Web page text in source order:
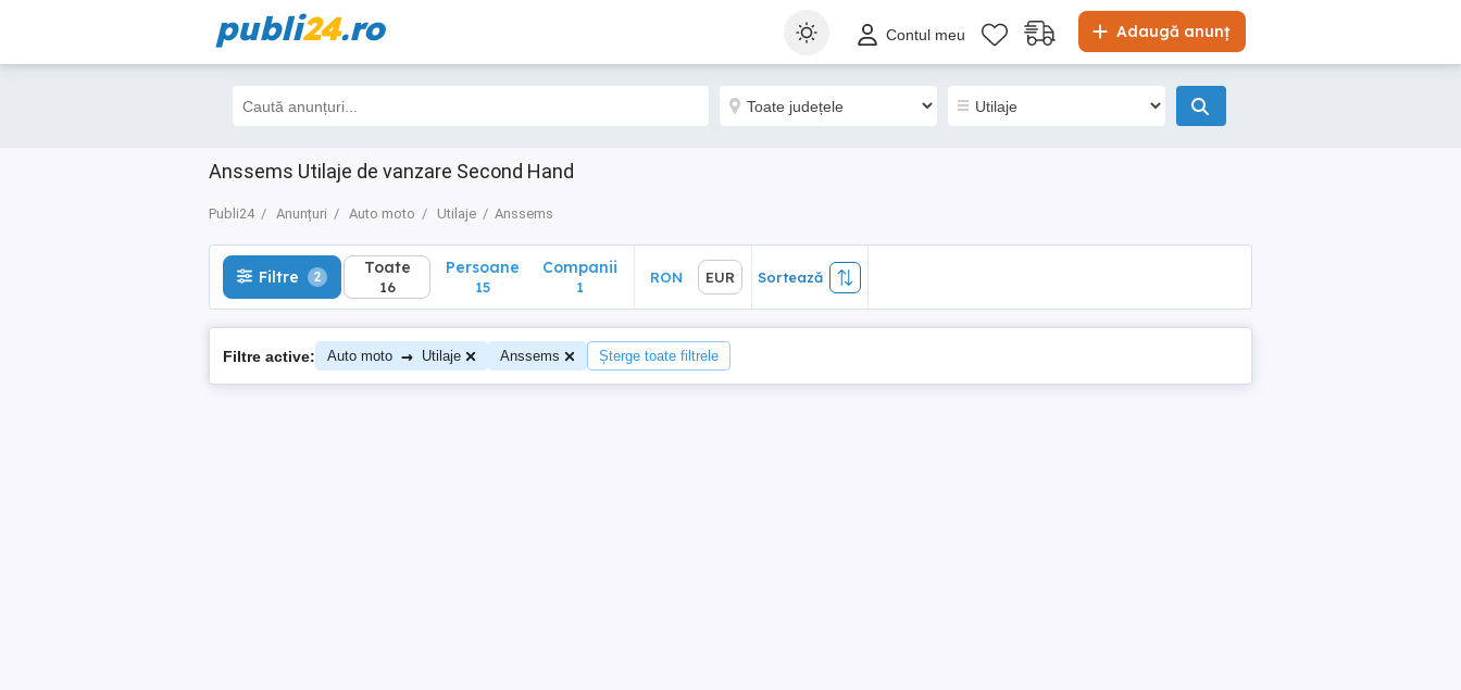
publi24.ro Adaugă anunț
Contul meu
Anssems Utilaje de vanzare Second Hand
Publi24 Anunțuri Auto moto Utilaje Anssems
Filtre 2 Toate
16
Sortează
Filtre 2 Toate
16
Persoane
15
Companii
1
RON EUR Sortează
Filtre active: Auto moto → Utilaje Anssems Șterge toate filtrele